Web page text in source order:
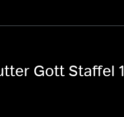
Gott Staffel 1